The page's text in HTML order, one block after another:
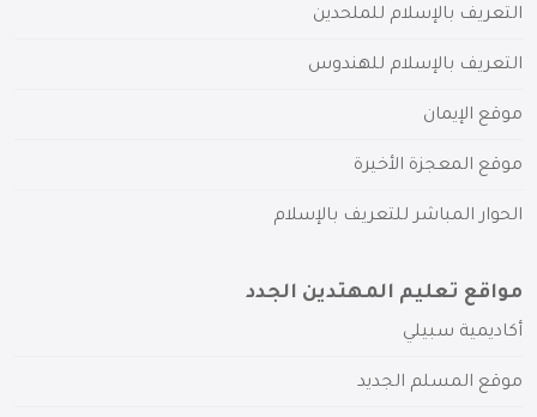
التعريف بالإسلام للملحدين
التعريف بالإسلام للهندوس
موقع الإيمان
موقع المعجزة الأخيرة
الحوار المباشر للتعريف بالإسلام
مواقع تعليم المهتدين الجدد
أكاديمية سبيلي
موقع المسلم الجديد